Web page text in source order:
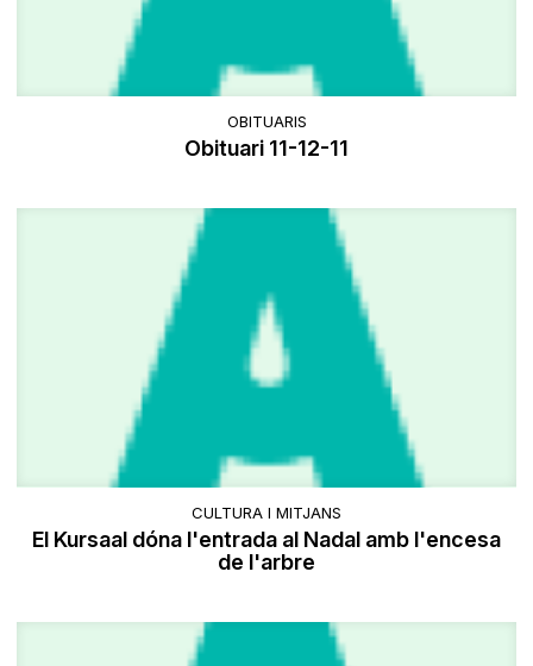
OBITUARIS
Obituari 11-12-11
CULTURA I MITJANS
El Kursaal dóna l'entrada al Nadal amb l'encesa
de l'arbre